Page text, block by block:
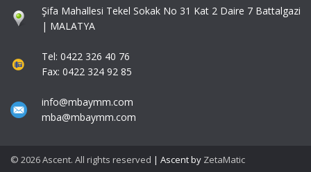
Şifa Mahallesi Tekel Sokak No 31 Kat 2 Daire 7 Battalgazi
| MALATYA
Tel: 0422 326 40 76
Fax: 0422 324 92 85
info@mbaymm.com
mba@mbaymm.com
© 2026 Ascent. All rights reserved | Ascent by ZetaMatic